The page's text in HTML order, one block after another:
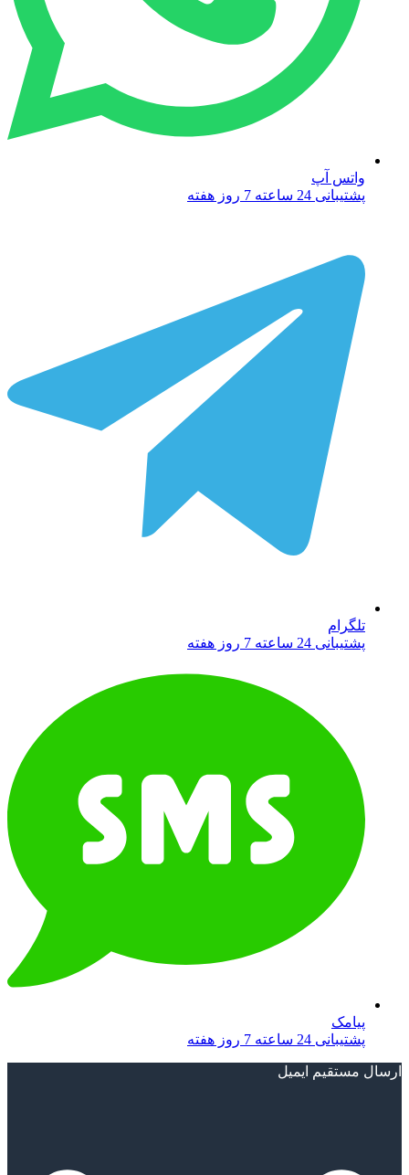
واتس آپ
پشتیبانی 24 ساعته 7 روز هفته
تلگرام
پشتیبانی 24 ساعته 7 روز هفته
پیامک
پشتیبانی 24 ساعته 7 روز هفته
ارسال مستقیم ایمیل